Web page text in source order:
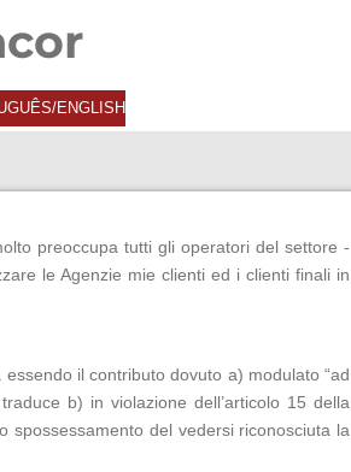
ENGLISH
preoccupa tutti gli operatori del settore -
le Agenzie mie clienti ed i clienti finali in
il contributo dovuto a) modulato “ad
b) in violazione dell’articolo 15 della
spossessamento del vedersi riconosciuta la